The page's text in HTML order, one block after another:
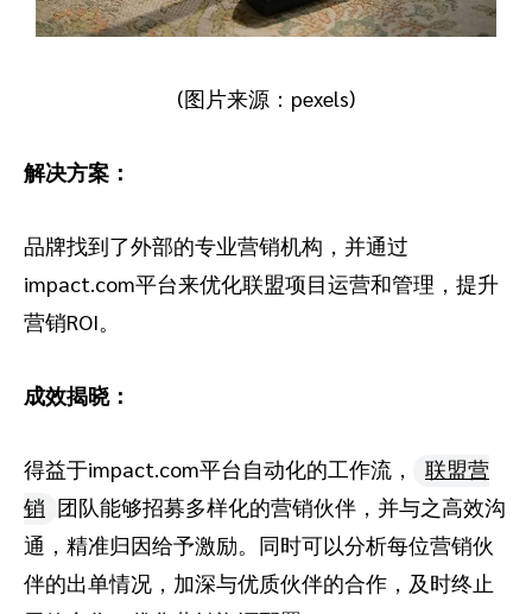
(图片来源：pexels)
解决方案：
品牌找到了外部的专业营销机构，并通过
impact.com平台来优化联盟项目运营和管理，提升
营销ROI。
成效揭晓：
得益于impact.com平台自动化的工作流，
联盟营
销 团队能够招募多样化的营销伙伴，并与之高效沟
通，精准归因给予激励。同时可以分析每位营销伙
伴的出单情况，加深与优质伙伴的合作，及时终止